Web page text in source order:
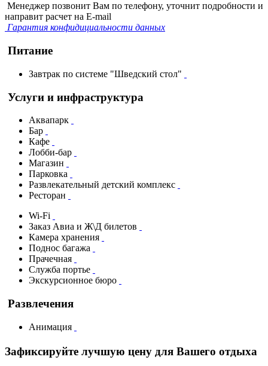
Менеджер позвонит Вам по телефону, уточнит подробности и
направит расчет на E-mail
Гарантия конфидициальности данных
Питание
Завтрак по системе "Шведский стол"
Услуги и инфраструктура
Аквапарк
Бар
Кафе
Лобби-бар
Магазин
Парковка
Развлекательный детский комплекс
Ресторан
Wi-Fi
Заказ Авиа и Ж\Д билетов
Камера хранения
Поднос багажа
Прачечная
Служба портье
Экскурсионное бюро
Развлечения
Анимация
Зафиксируйте лучшую цену для Вашего отдыха